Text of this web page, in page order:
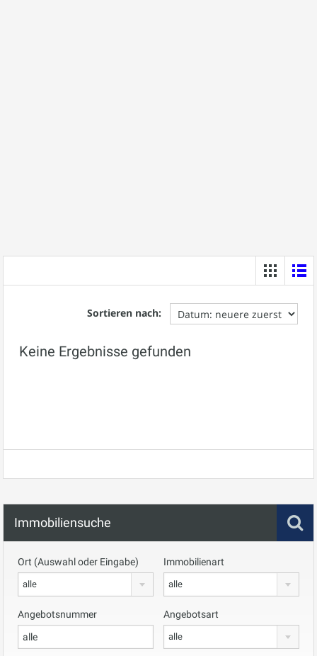
Sortieren nach:
Keine Ergebnisse gefunden
Immobiliensuche
Ort (Auswahl oder Eingabe)
alle
Immobilienart
alle
Angebotsnummer Angebotsart
alle